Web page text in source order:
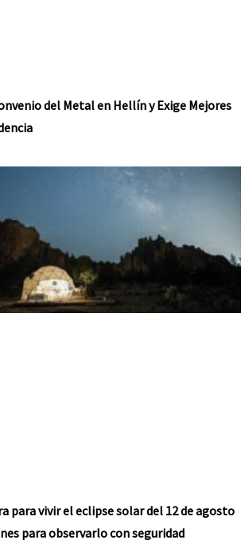
del Metal en Hellín y Exige Mejores
para vivir el eclipse solar del 12 de agosto
para observarlo con seguridad